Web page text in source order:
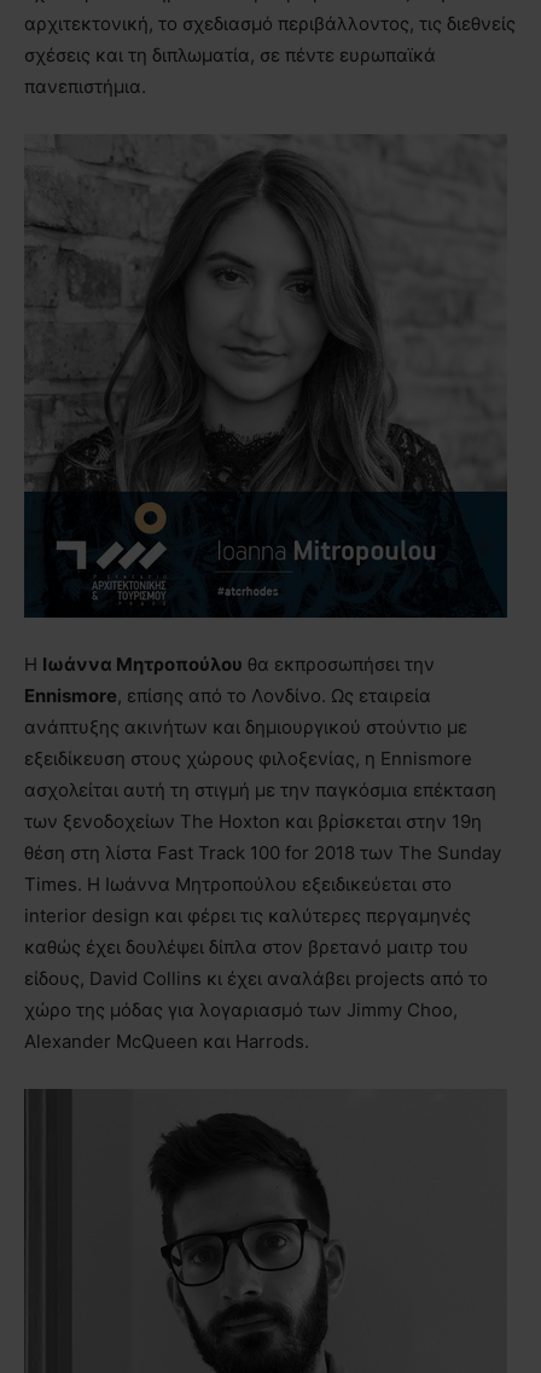
αρχιτεκτονική, το σχεδιασμό περιβάλλοντος, τις διεθνείς
σχέσεις και τη διπλωματία, σε πέντε ευρωπαϊκά
πανεπιστήμια.
Η Ιωάννα Μητροπούλου θα εκπροσωπήσει την
Ennismore, επίσης από το Λονδίνο. Ως εταιρεία
ανάπτυξης ακινήτων και δημιουργικού στούντιο με
εξειδίκευση στους χώρους φιλοξενίας, η Ennismore
ασχολείται αυτή τη στιγμή με την παγκόσμια επέκταση
των ξενοδοχείων The Hoxton και βρίσκεται στην 19η
θέση στη λίστα Fast Track 100 for 2018 των The Sunday
Times. Η Ιωάννα Μητροπούλου εξειδικεύεται στο
interior design και φέρει τις καλύτερες περγαμηνές
καθώς έχει δουλέψει δίπλα στον βρετανό μαιτρ του
είδους, David Collins κι έχει αναλάβει projects από το
χώρο της μόδας για λογαριασμό των Jimmy Choo,
Alexander McQueen και Harrods.